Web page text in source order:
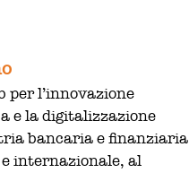
per l’innovazione
e la digitalizzazione
bancaria e finanziaria
internazionale, al